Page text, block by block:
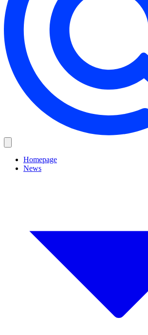
Homepage
News